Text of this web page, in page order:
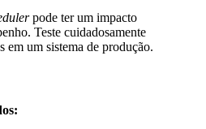
pode ter um impacto
Teste cuidadosamente
em um sistema de produção.